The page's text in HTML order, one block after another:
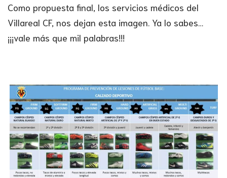
Como propuesta final, los servicios médicos del
Villareal CF, nos dejan esta imagen. Ya lo sabes…
¡¡¡vale más que mil palabras!!!